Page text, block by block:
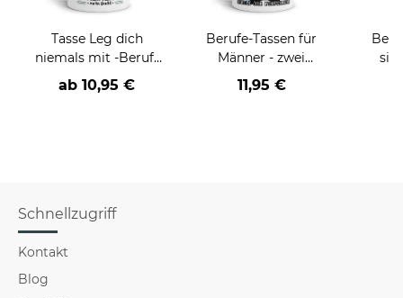
Tasse Leg dich
niemals mit -Beruf-
an
ab 10,95 €
Berufe-Tassen für
Männer - zwei
Farbvarianten
11,95 €
Schnellzugriff
Kontakt
Blog